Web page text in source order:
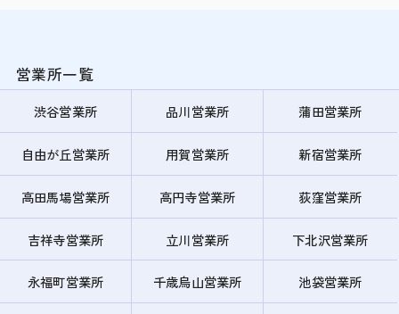
営業所一覧
渋谷営業所 品川営業所 蒲田営業所
自由が丘営業所 用賀営業所 新宿営業所
高田馬場営業所 高円寺営業所 荻窪営業所
吉祥寺営業所 立川営業所 下北沢営業所
永福町営業所 千歳烏山営業所 池袋営業所